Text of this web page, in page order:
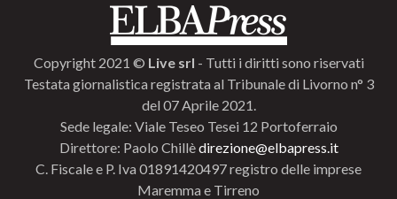
Copyright 2021 © Live srl - Tutti i diritti sono riservati
Testata giornalistica registrata al Tribunale di Livorno n° 3
del 07 Aprile 2021.
Sede legale: Viale Teseo Tesei 12 Portoferraio
Direttore: Paolo Chillèdirezione@elbapress.it
C. Fiscale e P. Iva 01891420497 registro delle imprese
Maremma e Tirreno